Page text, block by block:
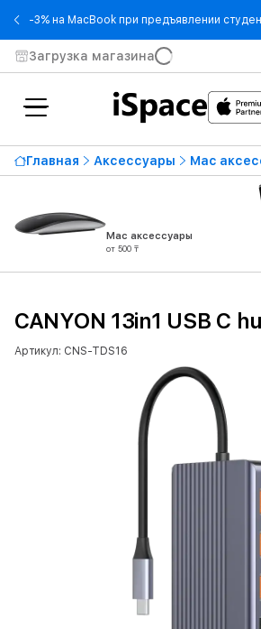
-3% на MacBook при предъявлении
Загрузка магазина
Главная Аксессуары Mac
Mac аксессуары
от 500 ₸
CANYON 13in1 USB C
Артикул: CNS-TDS16